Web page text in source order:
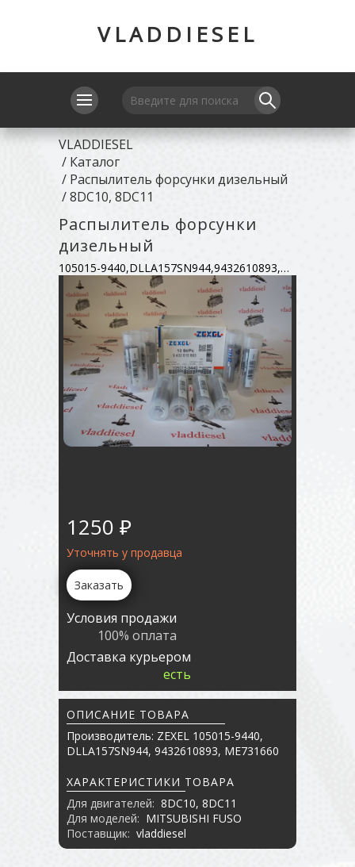
VLADDIESEL
VLADDIESEL
/ Каталог
/ Распылитель форсунки дизельный
/8DC10, 8DC11
Распылитель форсунки
дизельный
105015-9440,DLLA157SN944,9432610893,ME731660
1250 ₽
Уточнять у продавца
Заказать
Условия продажи
100% оплата
Доставка курьером
есть
ОПИСАНИЕ ТОВАРА
Производитель: ZEXEL 105015-9440,
DLLA157SN944, 9432610893, ME731660
ХАРАКТЕРИСТИКИ ТОВАРА
Для двигателей: 8DC10, 8DC11
Для моделей: MITSUBISHI FUSO
Поставщик: vladdiesel